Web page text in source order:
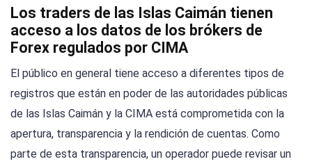
Los traders de las Islas Caimán tienen
acceso a los datos de los brókers de
Forex regulados por CIMA
El público en general tiene acceso a diferentes tipos de
registros que están en poder de las autoridades públicas
de las Islas Caimán y la CIMA está comprometida con la
apertura, transparencia y la rendición de cuentas. Como
parte de esta transparencia, un operador puede revisar un